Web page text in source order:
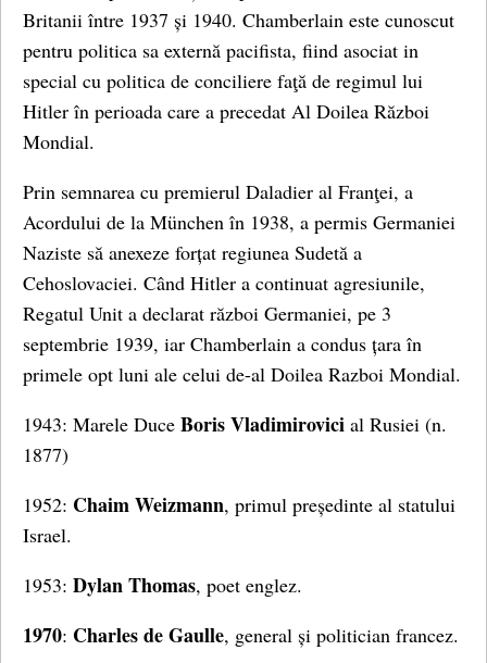
Britanii între 1937 și 1940. Chamberlain este cunoscut
pentru politica sa externă pacifista, fiind asociat in
special cu politica de conciliere faţă de regimul lui
Hitler în perioada care a precedat Al Doilea Război
Mondial.
Prin semnarea cu premierul Daladier al Franţei, a
Acordului de la München în 1938, a permis Germaniei
Naziste să anexeze forțat regiunea Sudetă a
Cehoslovaciei. Când Hitler a continuat agresiunile,
Regatul Unit a declarat război Germaniei, pe 3
septembrie 1939, iar Chamberlain a condus țara în
primele opt luni ale celui de-al Doilea Razboi Mondial.
1943: Marele Duce Boris Vladimirovici al Rusiei (n.
1877)
1952: Chaim Weizmann, primul președinte al statului
Israel.
1953: Dylan Thomas, poet englez.
1970: Charles de Gaulle, general și politician francez.